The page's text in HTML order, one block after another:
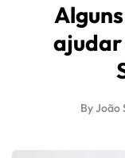
ajudar
ByJoão